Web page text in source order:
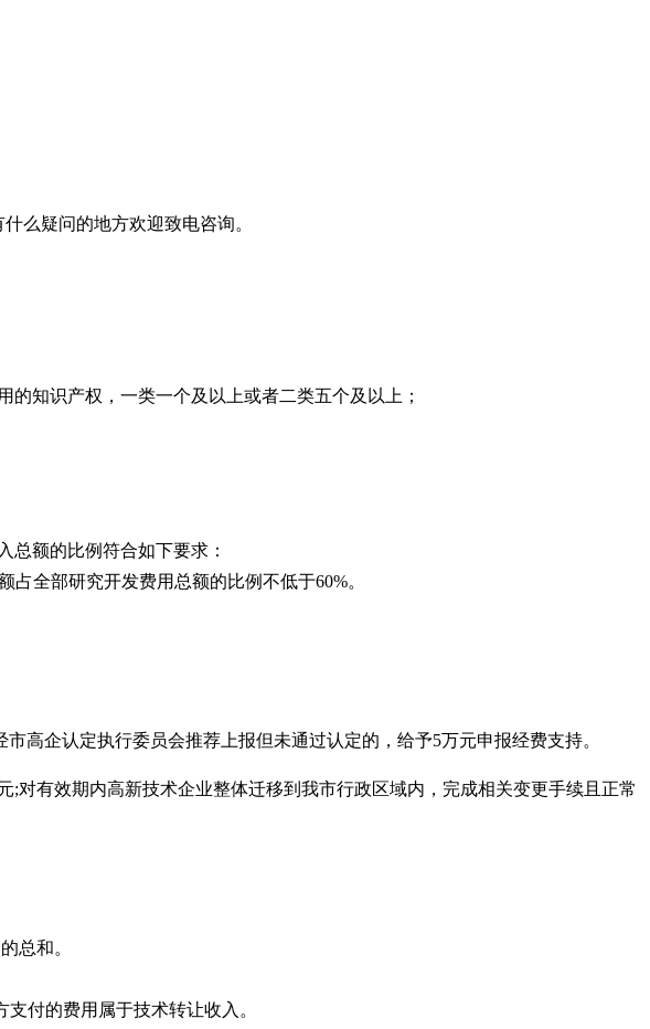
么疑问的地方欢迎致电咨询。
知识产权，一类一个及以上或者二类五个及以上；
总额的比例符合如下要求：
全部研究开发费用总额的比例不低于60%。
高企认定执行委员会推荐上报但未通过认定的，给予5万元申报经费支持。
;对有效期内高新技术企业整体迁移到我市行政区域内，完成相关变更手续且正常
总和。
付的费用属于技术转让收入。